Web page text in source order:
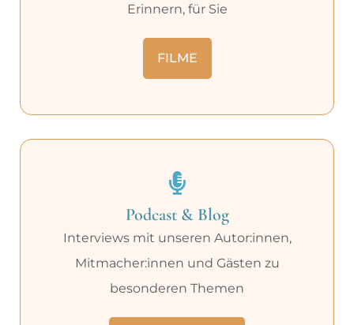
Erinnern, für Sie
FILME
Podcast & Blog
Interviews mit unseren Autor:innen,
Mitmacher:innen und Gästen zu
besonderen Themen